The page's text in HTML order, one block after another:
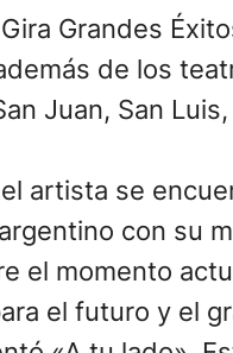
Grandes
de los
Juan, San
artista se
con su
el momento
el futuro y el